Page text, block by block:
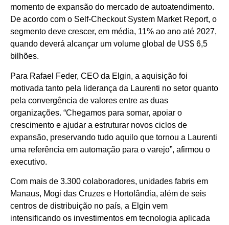
momento de expansão do mercado de autoatendimento.
De acordo com o Self-Checkout System Market Report, o
segmento deve crescer, em média, 11% ao ano até 2027,
quando deverá alcançar um volume global de US$ 6,5
bilhões.
Para Rafael Feder, CEO da Elgin, a aquisição foi
motivada tanto pela liderança da Laurenti no setor quanto
pela convergência de valores entre as duas
organizações. “Chegamos para somar, apoiar o
crescimento e ajudar a estruturar novos ciclos de
expansão, preservando tudo aquilo que tornou a Laurenti
uma referência em automação para o varejo”, afirmou o
executivo.
Com mais de 3.300 colaboradores, unidades fabris em
Manaus, Mogi das Cruzes e Hortolândia, além de seis
centros de distribuição no país, a Elgin vem
intensificando os investimentos em tecnologia aplicada